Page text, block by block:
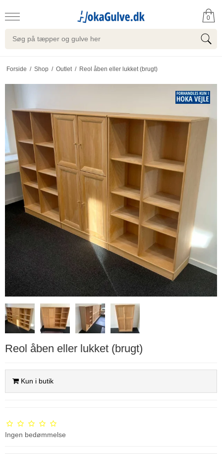
0
Forside / Shop / Outlet / Reol åben eller lukket (brugt)
Reol åben eller lukket (brugt)
Kun i butik
Ingen bedømmelse